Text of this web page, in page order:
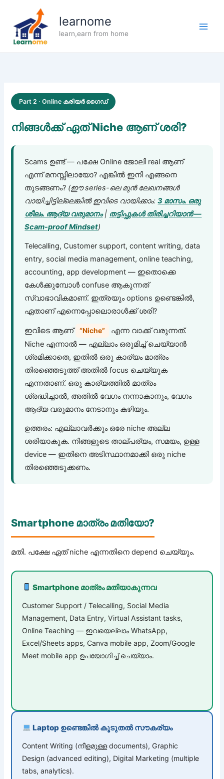
content
learnome
learn,earn from home
Part 2 · Online കരിയർ ഗൈഡ്
നിങ്ങൾക്ക് ഏത് Niche ആണ് ശരി?
Scams ഉണ്ട് — പക്ഷേ Online ജോലി real ആണ്
എന്ന് മനസ്സിലായോ? എങ്കിൽ ഇനി എങ്ങനെ
തുടങ്ങണം? (ഈ series-ലെ മുൻ ലേഖനങ്ങൾ
വായിച്ചിട്ടില്ലെങ്കിൽ ഇവിടെ വായിക്കാം:3 മാസം. ഒരു
ശീലം. ആദ്യ വരുമാനം| തട്ടിപ്പുകൾ തിരിച്ചറിയാൻ —
Scam-proof Mindset)
Telecalling, Customer support, content writing, data
entry, social media management, online teaching,
accounting, app development — ഇതൊക്കെ
കേൾക്കുമ്പോൾ confuse ആകുന്നത്
സ്വാഭാവികമാണ്. ഇത്രയും options ഉണ്ടെങ്കിൽ,
ഏതാണ് എന്നെപ്പോലൊരാൾക്ക് ശരി?
ഇവിടെ ആണ് “Niche”
എന്ന വാക്ക് വരുന്നത്.
Niche എന്നാൽ — എല്ലാം ഒരുമിച്ച് ചെയ്യാൻ
ശ്രമിക്കാതെ, ഇതിൽ ഒരു കാര്യം മാത്രം
തിരഞ്ഞെടുത്ത് അതിൽ focus ചെയ്യുക
എന്നതാണ്. ഒരു കാര്യത്തിൽ മാത്രം
ശ്രദ്ധിച്ചാൽ, അതിൽ വേഗം നന്നാകാനും, വേഗം
ആദ്യ വരുമാനം നേടാനും കഴിയും.
ഉത്തരം: എല്ലാവർക്കും ഒരേ niche അല്ല
ശരിയാകുക. നിങ്ങളുടെ താല്പര്യം, സമയം, ഉള്ള
device — ഇതിനെ അടിസ്ഥാനമാക്കി ഒരു niche
തിരഞ്ഞെടുക്കണം.
Smartphone മാത്രം മതിയോ?
മതി. പക്ഷേ ഏത് niche എന്നതിനെ depend ചെയ്യും.
Smartphone മാത്രം മതിയാകുന്നവ
Customer Support / Telecalling, Social Media
Management, Data Entry, Virtual Assistant tasks,
Online Teaching — ഇവയെല്ലാം WhatsApp,
Excel/Sheets apps, Canva mobile app, Zoom/Google
Meet mobile app ഉപയോഗിച്ച് ചെയ്യാം.
Laptop ഉണ്ടെങ്കിൽ കൂടുതൽ സൗകര്യം
Content Writing (നീളമുള്ള documents), Graphic
Design (advanced editing), Digital Marketing (multiple
tabs, analytics).